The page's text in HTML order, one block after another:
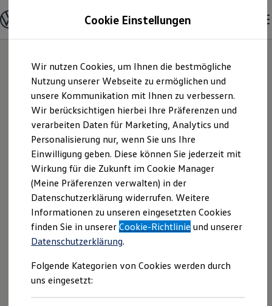
Hauptinhalt
springen
Footer
springen
Modelle und Konfigurator
Konfigurator
Modelle vergleichen
Elektroautos
ENERGY Sondermodelle
Nutzfahrzeuge
SUV und CUV
Familienautos
Kombis
Kompaktwagen
Sportwagen
Schnell verfügbare Fahrzeuge
Angebote und Produkte
Aktuelle Angebote
E-Auto-Förderung
Volkswagen Marktplatz
Die ENERGY Sondermodelle
Junge Gebrauchtwagen und Gebrauchtwagen
Volkswagen Zertifizierte Gebrauchtwagen
Elektromobilität bei Gebrauchtwagen
Saisonangebote
Reifenpakete
Leasing
Leasing-Angebote
Autohaus Wolter
GmbH | Impressum
& Rechtliches
Hier finden Sie Informationen über uns
(Autohaus Wolter GmbH) als
verantwortlichen Anbieter von Inhalten
und Angeboten, die auf dieser Website
speziell aufgeführt sind.
Cookie Einstellungen
Wir nutzen Cookies, um Ihnen die bestmögliche
Nutzung unserer Webseite zu ermöglichen und
unsere Kommunikation mit Ihnen zu verbessern.
Wir berücksichtigen hierbei Ihre Präferenzen und
verarbeiten Daten für Marketing, Analytics und
Personalisierung nur, wenn Sie uns Ihre
Einwilligung geben. Diese können Sie jederzeit mit
Wirkung für die Zukunft im Cookie Manager
(Meine Präferenzen verwalten) in der
Datenschutzerklärung widerrufen. Weitere
Informationen zu unseren eingesetzten Cookies
finden Sie in unsererCookie-Richtlinie und unserer
Datenschutzerklärung.
Folgende Kategorien von Cookies werden durch
uns eingesetzt: